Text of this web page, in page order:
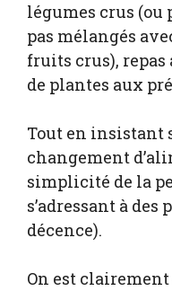
légumes crus
pas mélangés
fruits crus), repas
de plantes aux
Tout en insistant
changement
simplicité de la
s’adressant à des
décence).
On est